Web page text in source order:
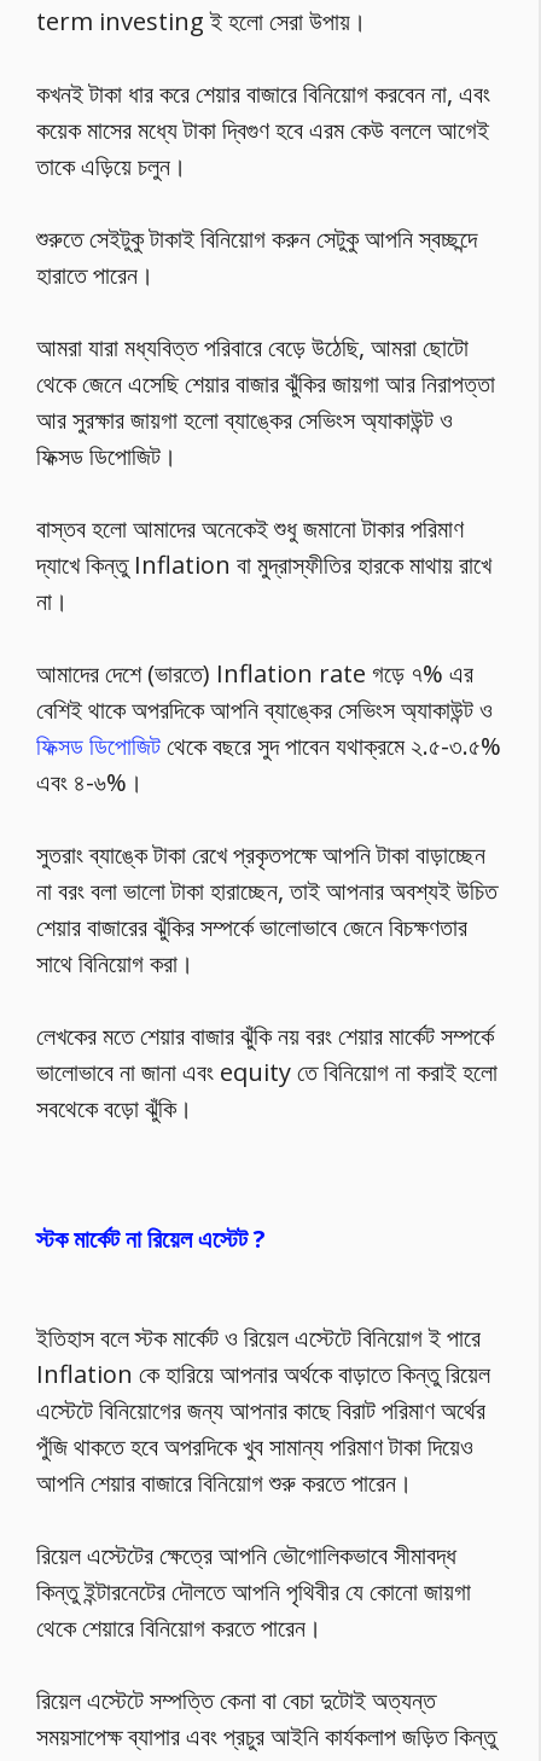
term investing ই হলো সেরা উপায়।
কখনই টাকা ধার করে শেয়ার বাজারে বিনিয়োগ করবেন না, এবং
কয়েক মাসের মধ্যে টাকা দ্বিগুণ হবে এরম কেউ বললে আগেই
তাকে এড়িয়ে চলুন।
শুরুতে সেইটুকু টাকাই বিনিয়োগ করুন সেটুকু আপনি স্বচ্ছন্দে
হারাতে পারেন।
আমরা যারা মধ্যবিত্ত পরিবারে বেড়ে উঠেছি, আমরা ছোটো
থেকে জেনে এসেছি শেয়ার বাজার ঝুঁকির জায়গা আর নিরাপত্তা
আর সুরক্ষার জায়গা হলো ব্যাঙ্কের সেভিংস অ্যাকাউন্ট ও
ফিক্সড ডিপোজিট।
বাস্তব হলো আমাদের অনেকেই শুধু জমানো টাকার পরিমাণ
দ্যাখে কিন্তু Inflation বা মুদ্রাস্ফীতির হারকে মাথায় রাখে
না।
আমাদের দেশে (ভারতে) Inflation rate গড়ে ৭% এর
বেশিই থাকে অপরদিকে আপনি ব্যাঙ্কের সেভিংস অ্যাকাউন্ট ও
ফিক্সড ডিপোজিটথেকে বছরে সুদ পাবেন যথাক্রমে ২.৫-৩.৫%
এবং ৪-৬%।
সুতরাং ব্যাঙ্কে টাকা রেখে প্রকৃতপক্ষে আপনি টাকা বাড়াচ্ছেন
না বরং বলা ভালো টাকা হারাচ্ছেন, তাই আপনার অবশ্যই উচিত
শেয়ার বাজারের ঝুঁকির সম্পর্কে ভালোভাবে জেনে বিচক্ষণতার
সাথে বিনিয়োগ করা।
লেখকের মতে শেয়ার বাজার ঝুঁকি নয় বরং শেয়ার মার্কেট সম্পর্কে
ভালোভাবে না জানা এবং equity তে বিনিয়োগ না করাই হলো
সবথেকে বড়ো ঝুঁকি।
স্টক মার্কেট না রিয়েল এস্টেট ?
ইতিহাস বলে স্টক মার্কেট ও রিয়েল এস্টেটে বিনিয়োগ ই পারে
Inflation কে হারিয়ে আপনার অর্থকে বাড়াতে কিন্তু রিয়েল
এস্টেটে বিনিয়োগের জন্য আপনার কাছে বিরাট পরিমাণ অর্থের
পুঁজি থাকতে হবে অপরদিকে খুব সামান্য পরিমাণ টাকা দিয়েও
আপনি শেয়ার বাজারে বিনিয়োগ শুরু করতে পারেন।
রিয়েল এস্টেটের ক্ষেত্রে আপনি ভৌগোলিকভাবে সীমাবদ্ধ
কিন্তু ইন্টারনেটের দৌলতে আপনি পৃথিবীর যে কোনো জায়গা
থেকে শেয়ারে বিনিয়োগ করতে পারেন।
রিয়েল এস্টেটে সম্পত্তি কেনা বা বেচা দুটোই অত্যন্ত
সময়সাপেক্ষ ব্যাপার এবং প্রচুর আইনি কার্যকলাপ জড়িত কিন্তু